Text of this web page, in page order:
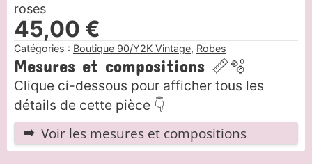
45,00 €
roses
Mesures et compositions 📏🫧
Clique ci-dessous pour afficher tous les
détails de cette pièce 👇
Voir les mesures et compositions
Catégories : Boutique 90/Y2K Vintage, Robes